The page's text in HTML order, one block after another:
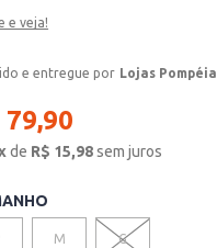
e veja!
Lojas Pompéia
79,90
de R$ 15,98sem juros
M G